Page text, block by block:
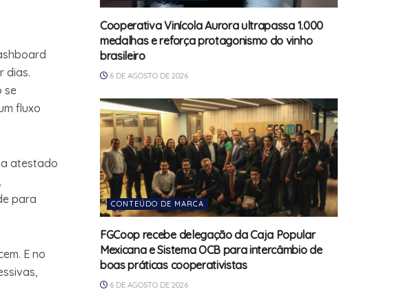
dias.
se
fluxo
atestado
para
E no
Cooperativa Vinícola Aurora ultrapassa 1.000
medalhas e reforça protagonismo do vinho
brasileiro
6 DE AGOSTO DE 2026
CONTEÚDO DE MARCA
FGCoop recebe delegação da Caja Popular
Mexicana e Sistema OCB para intercâmbio de
boas práticas cooperativistas
6 DE AGOSTO DE 2026